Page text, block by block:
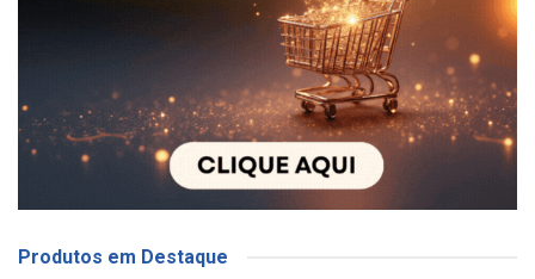
Produtos em Destaque